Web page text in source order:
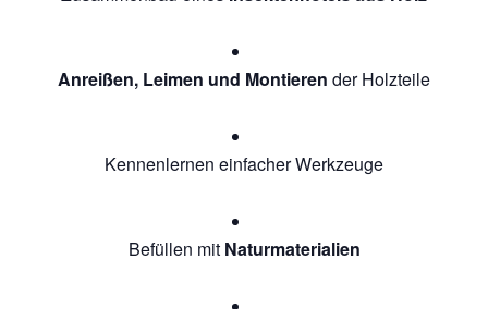
Anreißen, Leimen und Montieren der Holzteile
Kennenlernen einfacher Werkzeuge
Befüllen mit Naturmaterialien